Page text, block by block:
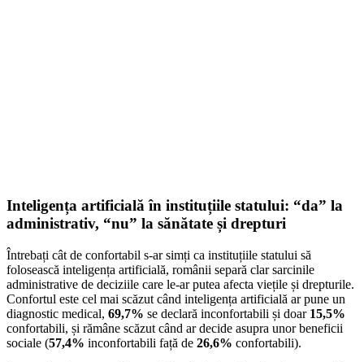
Inteligența artificială în instituțiile statului: “da” la
administrativ, “nu” la sănătate și drepturi
Întrebați cât de confortabil s-ar simți ca instituțiile statului să
folosească inteligența artificială, românii separă clar sarcinile
administrative de deciziile care le-ar putea afecta viețile și drepturile.
Confortul este cel mai scăzut când inteligența artificială ar pune un
diagnostic medical, 69,7% se declară inconfortabili și doar 15,5%
confortabili, și rămâne scăzut când ar decide asupra unor beneficii
sociale (57,4% inconfortabili față de 26,6% confortabili).